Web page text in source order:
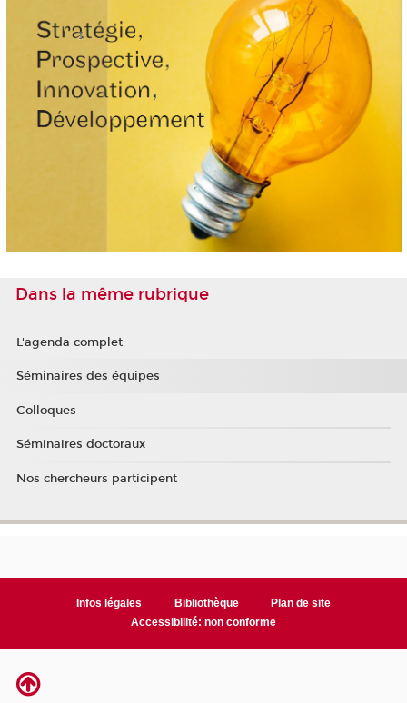
Dans la même rubrique
L'agenda complet
Séminaires des équipes
Colloques
Séminaires doctoraux
Nos chercheurs participent
Infos légales Bibliothèque
Plan de site
Accessibilité: non conforme